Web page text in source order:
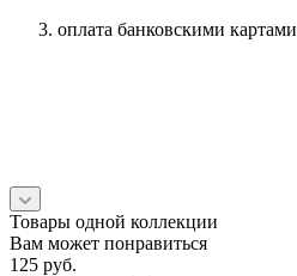
оплата банковскими картами
Товары одной коллекции
Вам может понравиться
125 руб.